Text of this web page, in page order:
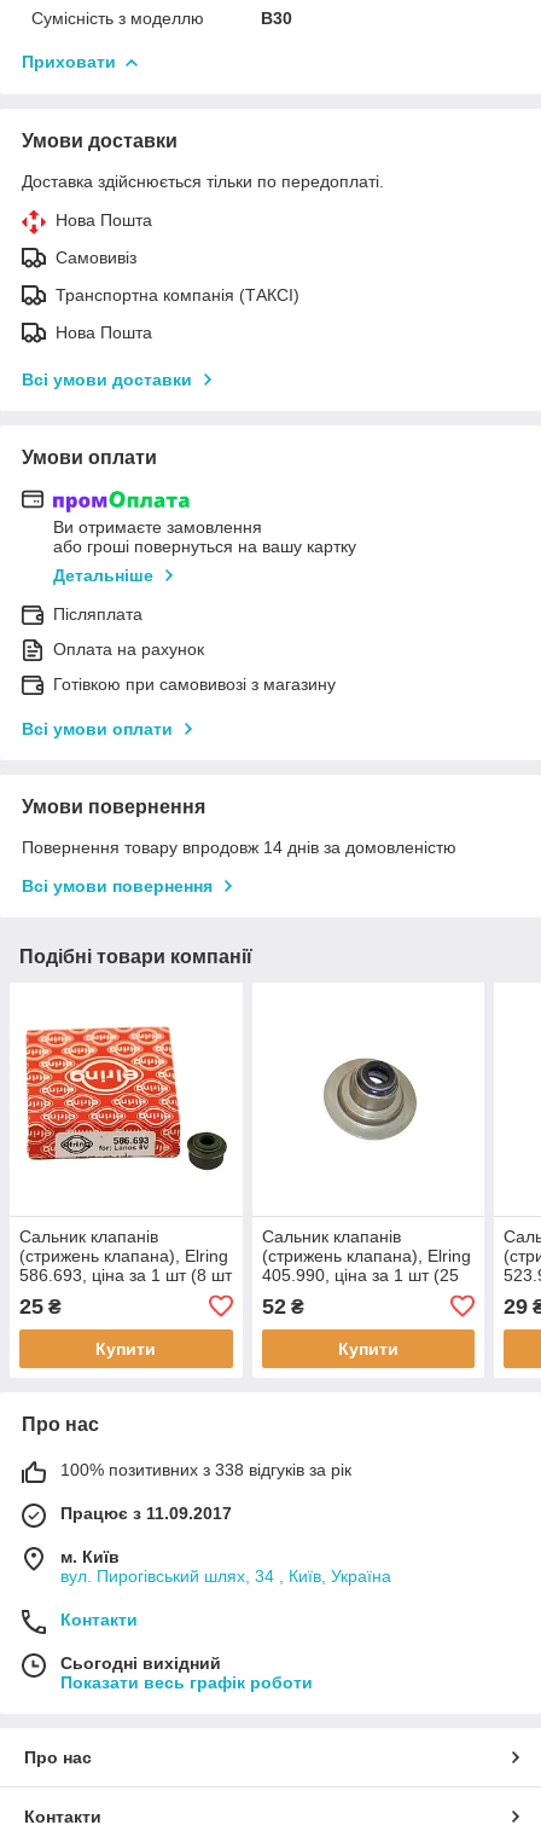
Сумісність з моделлю
B30
Приховати
Умови доставки
Доставка здійснюється тільки по передоплаті.
Нова Пошта
Самовивіз
Транспортна компанія (ТАКСІ)
Нова Пошта
Всі умови доставки
Умови оплати
Ви отримаєте замовлення
або гроші повернуться на вашу картку
Детальніше
Післяплата
Оплата на рахунок
Готівкою при самовивозі з магазину
Всі умови оплати
Умови повернення
Повернення товару впродовж 14 днів за домовленістю
Всі умови повернення
Подібні товари компанії
Cальник клапанів
(стрижень клапана), Elring
586.693, ціна за 1 шт (8 шт
застосовується:
CHEVROLET Aveo 1.5 8V
25 ₴
Купити
Cальник клапанів
(стрижень клапана), Elring
405.990, ціна за 1 шт (25
застосовується: CHERY
Amulet, CATERHAM,
52₴
Купити
29
Про нас
100% позитивних з 338 відгуків за рік
Працює з 11.09.2017
м. Київ
вул. Пирогівський шлях, 34 , Київ, Україна
Контакти
Сьогодні вихідний
Показати весь графік роботи
Про нас
Контакти